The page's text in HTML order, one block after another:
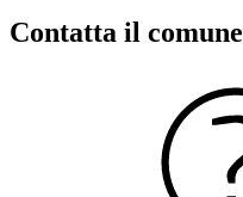
Contatta il comune